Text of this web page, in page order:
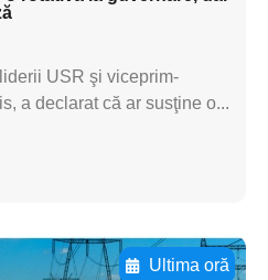
USR şi viceprim-
a declarat că ar susţine o...
Ultima oră